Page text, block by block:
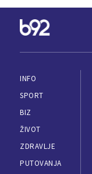
INFO
SPORT
BIZ
ŽIVOT
ZDRAVLJE
PUTOVANJA